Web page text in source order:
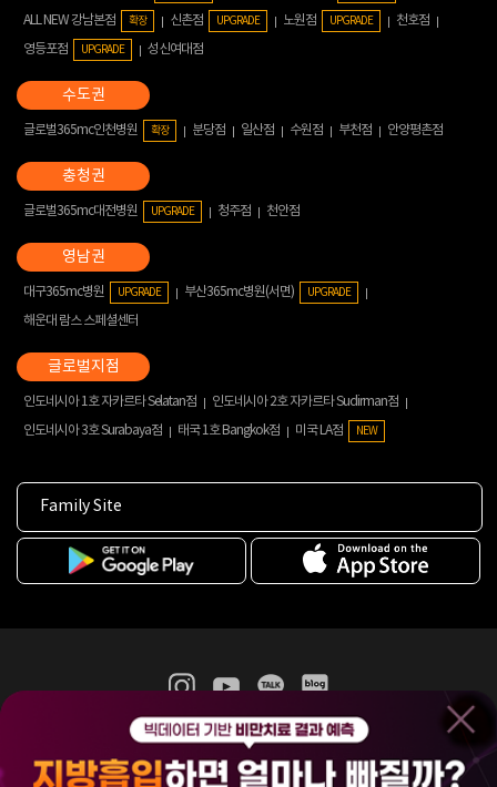
ALL NEW 강남본점 확장 신촌점 UPGRADE 노원점 UPGRADE
천호점
영등포점
UPGRADE 성신여대점
글로벌365mc인천병원 확장 분당점 일산점 수원점 부천점 안양평촌점
글로벌365mc대전병원 UPGRADE 청주점 천안점
대구365mc병원 UPGRADE 부산365mc병원(서면) UPGRADE
해운대 람스 스페셜센터
인도네시아 1호 자카르타 Selatan점
인도네시아 2호 자카르타 Sudirman점
인도네시아 3호 Surabaya점
태국 1호 Bangkok점 미국 LA점 NEW
Family Site
365mc 병·의원 이용약관
홈페이지 이용약관
비급여진료수가